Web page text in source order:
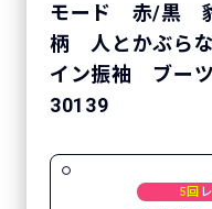
モード 赤/黒
柄 人とかぶら
イン振袖 ブー
30139
5回